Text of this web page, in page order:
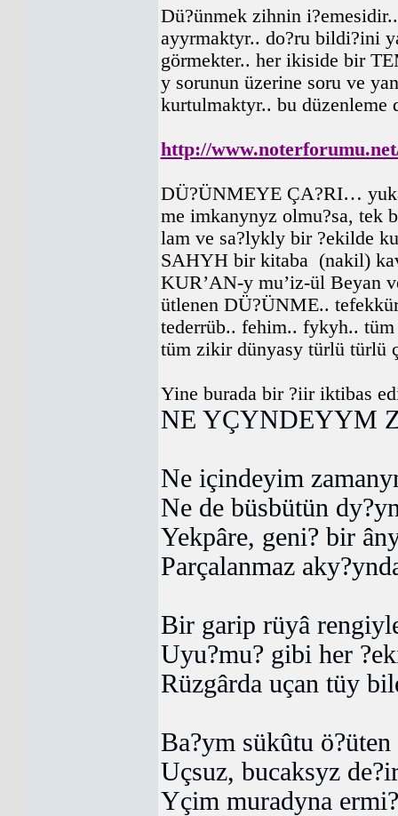
Dü?ünmek zihnin
ayyrmaktyr.. do?ru bildi?ini
görmekter.. her ikiside bir
y sorunun üzerine soru ve
kurtulmaktyr.. bu
http://
DÜ?ÜNMEYE ÇA?RI…
me imkanynyz olmu?sa, tek
lam ve sa?lykly bir ?ekilde
SAHYH bir kitaba (nakil)
KUR’AN-y mu’iz-ül Beyan
ütlenen DÜ?ÜNME..
tederrüb.. fehim.. fykyh..
tüm zikir dünyasy türlü türlü
Yine burada bir ?iir iktibas
NE YÇYNDEYYM
Ne içindeyim
Ne de büsbütün
Yekpâre, geni? bir
Parçalanmaz
Bir garip rüyâ
Uyu?mu? gibi her
Rüzgârda uçan tüy
Ba?ym sükûtu ö?üten
Uçsuz, bucaksyz
Yçim muradyna ermi?